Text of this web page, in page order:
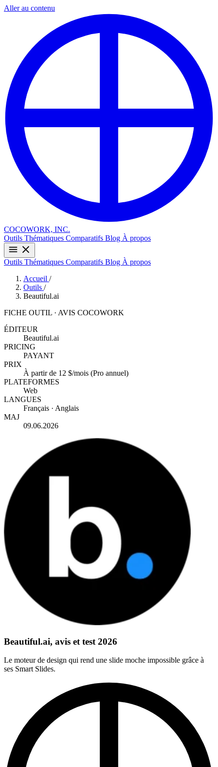
Aller au contenu
COCOWORK, INC.
Outils Thématiques Comparatifs Blog À propos
Outils Thématiques Comparatifs Blog À propos
Accueil /
Outils /
Beautiful.ai
FICHE OUTIL · AVIS COCOWORK
ÉDITEUR
Beautiful.ai
PRICING
PAYANT
PRIX
À partir de 12 $/mois (Pro annuel)
PLATEFORMES
Web
LANGUES
Français · Anglais
MAJ
09.06.2026
Beautiful.ai, avis et test 2026
Le moteur de design qui rend une slide moche impossible grâce à
ses Smart Slides.